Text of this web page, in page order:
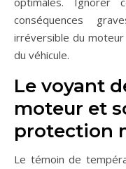
conséquences
irréversible du
du véhicule.
Le voyant
moteur et
protection
Le témoin de